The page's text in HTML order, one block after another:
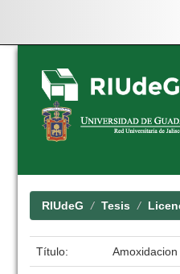
Skip
navigation
RIUdeG Tesis
Título: